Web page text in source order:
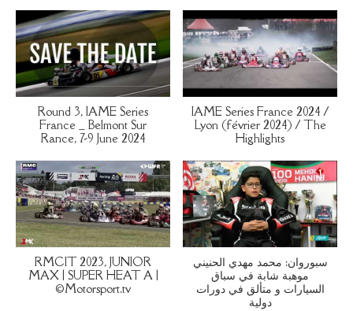
Round 3, IAME Series
France _ Belmont Sur
Rance, 7-9 June 2024
IAME Series France 2024 /
Lyon (février 2024) / The
Highlights
RMCIT 2023, JUNIOR
MAX | SUPER HEAT A |
©Motorsport.tv
سبوروان: محمد مهدي الحنيني
موهبة شابة في سباق
السيارات و متألق في دورات
دولية